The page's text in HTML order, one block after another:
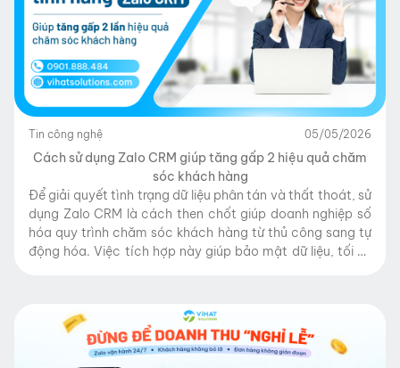
Tin công nghệ 05/05/2026
Cách sử dụng Zalo CRM giúp tăng gấp 2 hiệu quả chăm
sóc khách hàng
Để giải quyết tình trạng dữ liệu phân tán và thất thoát, sử
dụng Zalo CRM là cách then chốt giúp doanh nghiệp số
hóa quy trình chăm sóc khách hàng từ thủ công sang tự
động hóa. Việc tích hợp này giúp bảo mật dữ liệu, tối ưu